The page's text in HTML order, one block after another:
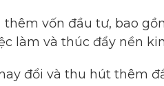
vốn đầu tư, bao
làm và thúc đẩy nền
đổi và thu hút thêm